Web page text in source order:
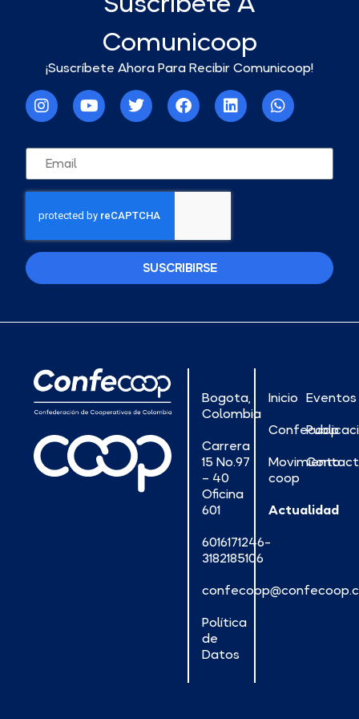
Comunicoop
¡Suscríbete Ahora Para Recibir Comunicoop!
SUSCRIBIRSE
Bogota,
Colombia
Carrera
15 No.97
– 40
Oficina
601
6016171246-
3182185106
Política
de
Datos
Inicio
Confecoop
Movimiento
coop
Actualidad
Eventos